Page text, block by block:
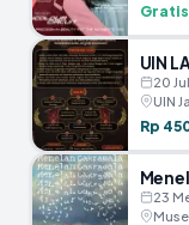
Gratis
UIN
20
UIN
Rp
23